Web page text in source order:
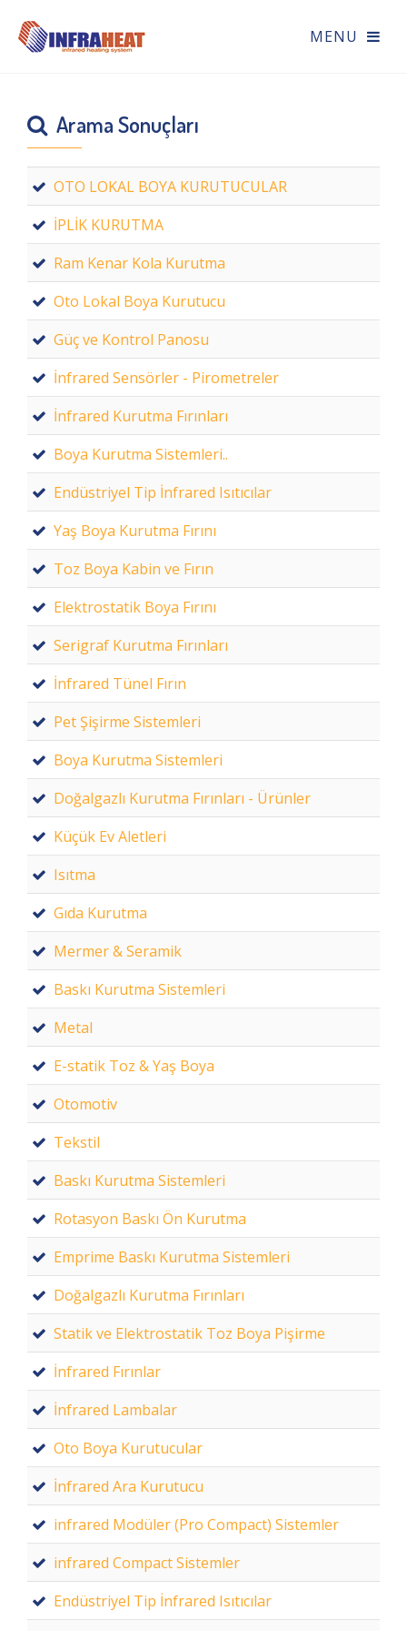
Arama Sonuçları
OTO LOKAL BOYA KURUTUCULAR
İPLİK KURUTMA
Ram Kenar Kola Kurutma
Oto Lokal Boya Kurutucu
Güç ve Kontrol Panosu
İnfrared Sensörler - Pirometreler
İnfrared Kurutma Fırınları
Boya Kurutma Sistemleri..
Endüstriyel Tip İnfrared Isıtıcılar
Yaş Boya Kurutma Fırını
Toz Boya Kabin ve Fırın
Elektrostatik Boya Fırını
Serigraf Kurutma Fırınları
İnfrared Tünel Fırın
Pet Şişirme Sistemleri
Boya Kurutma Sistemleri
Doğalgazlı Kurutma Fırınları - Ürünler
Küçük Ev Aletleri
Isıtma
Gıda Kurutma
Mermer & Seramik
Baskı Kurutma Sistemleri
Metal
E-statik Toz & Yaş Boya
Otomotiv
Tekstil
Baskı Kurutma Sistemleri
Rotasyon Baskı Ön Kurutma
Emprime Baskı Kurutma Sistemleri
Doğalgazlı Kurutma Fırınları
Statik ve Elektrostatik Toz Boya Pişirme
İnfrared Fırınlar
İnfrared Lambalar
Oto Boya Kurutucular
İnfrared Ara Kurutucu
infrared Modüler (Pro Compact) Sistemler
infrared Compact Sistemler
Endüstriyel Tip İnfrared Isıtıcılar